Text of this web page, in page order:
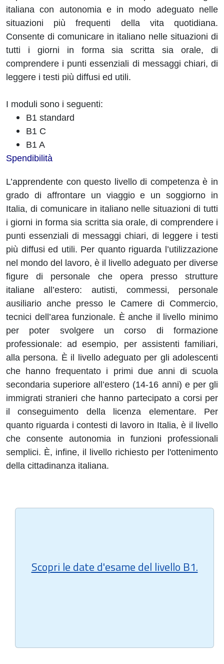
italiana con autonomia e in modo adeguato nelle
situazioni più frequenti della vita quotidiana.
Consente di comunicare in italiano nelle situazioni di
tutti i giorni in forma sia scritta sia orale, di
comprendere i punti essenziali di messaggi chiari, di
leggere i testi più diffusi ed utili.
I moduli sono i seguenti:
B1 standard
B1 C
B1 A
Spendibilità
L’apprendente con questo livello di competenza è in
grado di affrontare un viaggio e un soggiorno in
Italia, di comunicare in italiano nelle situazioni di tutti
i giorni in forma sia scritta sia orale, di comprendere i
punti essenziali di messaggi chiari, di leggere i testi
più diffusi ed utili. Per quanto riguarda l’utilizzazione
nel mondo del lavoro, è il livello adeguato per diverse
figure di personale che opera presso strutture
italiane all’estero: autisti, commessi, personale
ausiliario anche presso le Camere di Commercio,
tecnici dell’area funzionale. È anche il livello minimo
per poter svolgere un corso di formazione
professionale: ad esempio, per assistenti familiari,
alla persona. È il livello adeguato per gli adolescenti
che hanno frequentato i primi due anni di scuola
secondaria superiore all’estero (14-16 anni) e per gli
immigrati stranieri che hanno partecipato a corsi per
il conseguimento della licenza elementare. Per
quanto riguarda i contesti di lavoro in Italia, è il livello
che consente autonomia in funzioni professionali
semplici. È, infine, il livello richiesto per l'ottenimento
della cittadinanza italiana.
Scopri le date d'esame del livello B1.